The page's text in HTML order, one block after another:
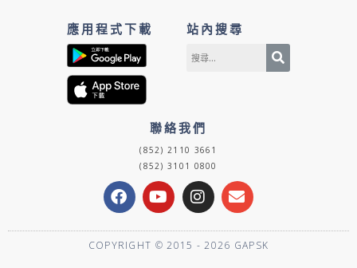
應用程式下載 站內搜尋
聯絡我們
(852) 2110 3661
(852) 3101 0800
F
a
c
e
b
Y
o
u
t
u
I
n
s
t
a
E
n
v
e
l
COPYRIGHT © 2015 - 2026 GAPSK